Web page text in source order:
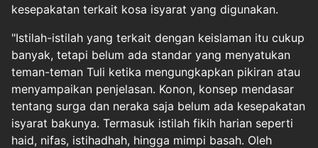
kesepakatan terkait kosa isyarat yang digunakan.
​"Istilah-istilah yang terkait dengan keislaman itu cukup
banyak, tetapi belum ada standar yang menyatukan
teman-teman Tuli ketika mengungkapkan pikiran atau
menyampaikan penjelasan. Konon, konsep mendasar
tentang surga dan neraka saja belum ada kesepakatan
isyarat bakunya. Termasuk istilah fikih harian seperti
haid, nifas, istihadhah, hingga mimpi basah. Oleh